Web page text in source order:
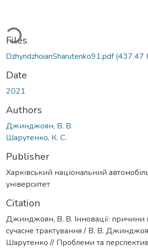
Files
DzhyndzhoianSharutenko91.pdf(437.47
Date
2021
Authors
Джинджоян, В. В.
Шарутенко, К. С.
Publisher
Харківський національний
університет
Citation
Джинджоян, В. В. Інновації: причини
сучасне трактування / В. В.
Шарутенко // Проблеми та